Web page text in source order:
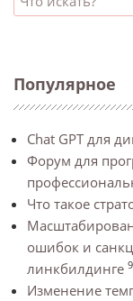
Популярное
Chat GPT для
Форум для
Что такое
ошибок и
линкбилдинге 9
Изменение